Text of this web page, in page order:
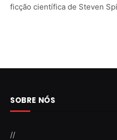
ficção científica de Steven
SOBRE NÓS
//